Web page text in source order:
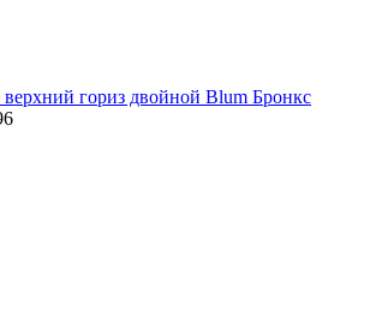
гориз двойной Blum Бронкс